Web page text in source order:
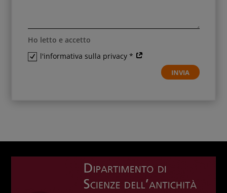
Ho letto e accetto
l'informativa sulla privacy *
INVIA